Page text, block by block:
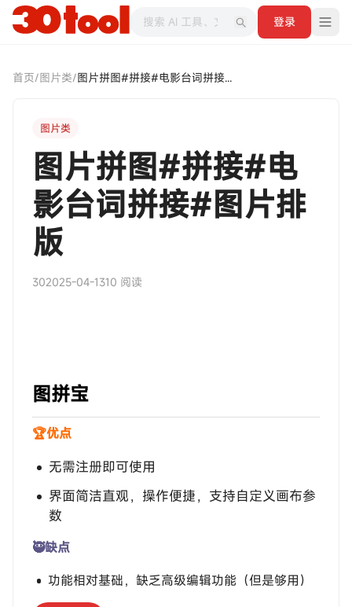
登录
首页/图片类/ 图片拼图#拼接#电影台词拼接#图片排版
图片类
图片拼图#拼接#电
影台词拼接#图片排
版
302025-04-1310 阅读
‎‎‎‎‎‎‎图拼宝
🏆优点
无需注册即可使用
界面简洁直观，操作便捷，支持自定义画布参
数
🥷缺点
功能相对基础，缺乏高级编辑功能（但是够用）